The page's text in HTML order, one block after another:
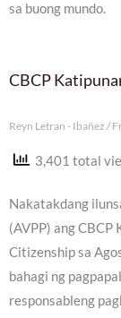
sa buong mundo.
CBCP
Reyn Letran - Ibañez
3,401 total
Nakatakdang
(AVPP) ang
Citizenship sa
bahagi ng
responsableng